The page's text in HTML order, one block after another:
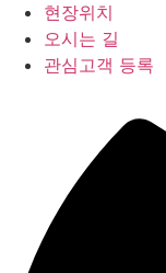
현장위치
오시는 길
관심고객 등록